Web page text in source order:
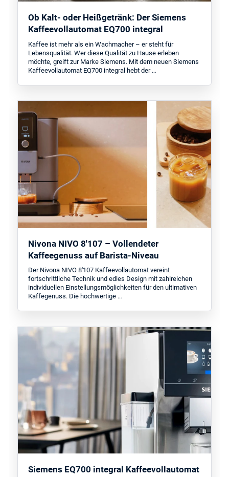
Ob Kalt- oder Heißgetränk: Der Siemens
Kaffeevollautomat EQ700 integral
Kaffee ist mehr als ein Wachmacher – er steht für
Lebensqualität. Wer diese Qualität zu Hause erleben
möchte, greift zur Marke Siemens. Mit dem neuen Siemens
Kaffeevollautomat EQ700 integral hebt der …
Nivona NIVO 8'107 – Vollendeter
Kaffeegenuss auf Barista-Niveau
Der Nivona NIVO 8'107 Kaffeevollautomat vereint
fortschrittliche Technik und edles Design mit zahlreichen
individuellen Einstellungsmöglichkeiten für den ultimativen
Kaffegenuss. Die hochwertige …
Siemens EQ700 integral Kaffeevollautomat